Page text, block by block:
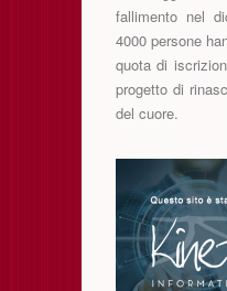
fallimento nel
4000 persone
quota di
progetto di
del cuore.